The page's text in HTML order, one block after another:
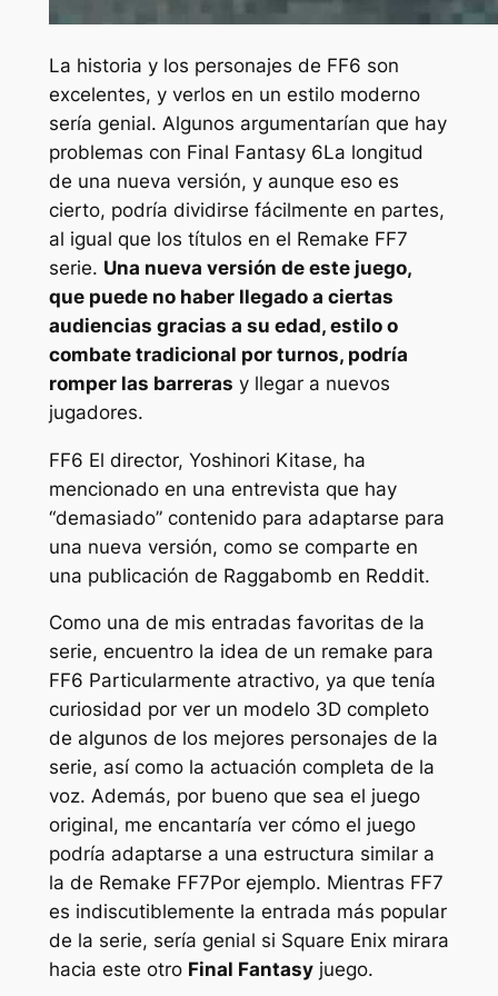
La historia y los personajes de FF6 son
excelentes, y verlos en un estilo moderno
sería genial. Algunos argumentarían que hay
problemas con Final Fantasy 6La longitud
de una nueva versión, y aunque eso es
cierto, podría dividirse fácilmente en partes,
al igual que los títulos en el Remake FF7
serie. Una nueva versión de este juego,
que puede no haber llegado a ciertas
audiencias gracias a su edad, estilo o
combate tradicional por turnos, podría
romper las barreras y llegar a nuevos
jugadores.
FF6 El director, Yoshinori Kitase, ha
mencionado en una entrevista que hay
“demasiado” contenido para adaptarse para
una nueva versión, como se comparte en
una publicación de Raggabomb en Reddit.
Como una de mis entradas favoritas de la
serie, encuentro la idea de un remake para
FF6 Particularmente atractivo, ya que tenía
curiosidad por ver un modelo 3D completo
de algunos de los mejores personajes de la
serie, así como la actuación completa de la
voz. Además, por bueno que sea el juego
original, me encantaría ver cómo el juego
podría adaptarse a una estructura similar a
la de Remake FF7Por ejemplo. Mientras FF7
es indiscutiblemente la entrada más popular
de la serie, sería genial si Square Enix mirara
hacia este otro Final Fantasyjuego.